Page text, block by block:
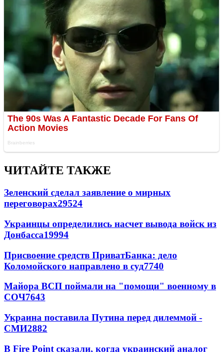
ЧИТАЙТЕ ТАКЖЕ
Зеленский сделал заявление о мирных
переговорах29524
Украинцы определились насчет вывода войск из
Донбасса19994
Присвоение средств ПриватБанка: дело
Коломойского направлено в суд7740
Майора ВСП поймали на "помощи" военному в
СОЧ7643
Украина поставила Путина перед дилеммой -
СМИ2882
В Fire Point сказали, когда украинский аналог